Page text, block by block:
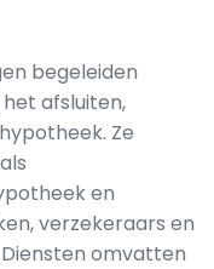
begeleiden
afsluiten,
Ze
en
verzekeraars en
omvatten